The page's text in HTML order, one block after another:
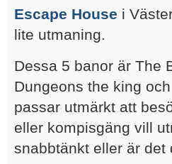
Escape House i
lite utmaning.
Dessa 5 banor är The
Dungeons the king
passar utmärkt att
eller kompisgäng vill
snabbtänkt eller är